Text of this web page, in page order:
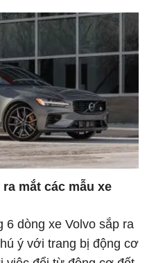
mắt các mẫu xe
6 dòng xe Volvo sắp ra
ý với trang bị động cơ